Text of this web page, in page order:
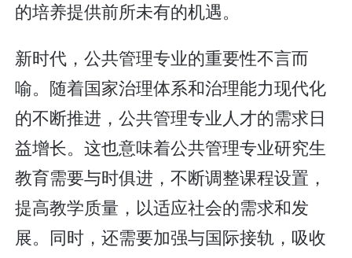
的培养提供前所未有的机遇。
新时代，公共管理专业的重要性不言而
喻。随着国家治理体系和治理能力现代化
的不断推进，公共管理专业人才的需求日
益增长。这也意味着公共管理专业研究生
教育需要与时俱进，不断调整课程设置，
提高教学质量，以适应社会的需求和发
展。同时，还需要加强与国际接轨，吸收